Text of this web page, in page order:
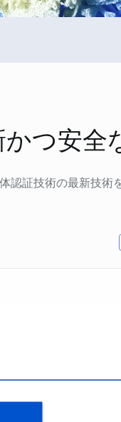
つ安全
認証技術の最新技